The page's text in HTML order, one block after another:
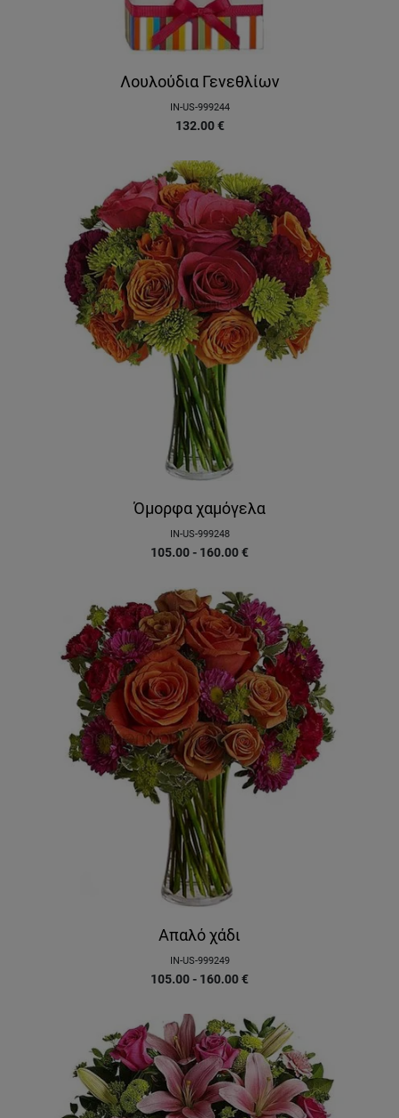
Λουλούδια Γενεθλίων
IN-US-999244
132.00 €
Όμορφα χαμόγελα
IN-US-999248
105.00 - 160.00€
Aπαλό χάδι
IN-US-999249
105.00 - 160.00€